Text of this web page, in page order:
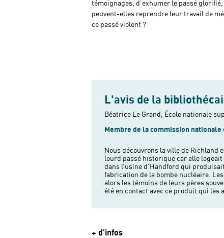
témoignages, d’exhumer le passé
peuvent-elles reprendre leur travail de
ce passé violent ?
L'avis de la
Béatrice Le Grand, École nationale
Membre de la commission
Nous découvrons la ville de Richland
lourd passé historique car elle
dans l’usine d’Handford qui
fabrication de la bombe nucléaire.
alors les témoins de leurs pères
été en contact avec ce produit qui les
héritage est pleinement assumé par
fiers alors que parallèlement nous
qui ont vues la destruction
Nagasaki et qui a fait des milliers de
laisse pas le spectateur indifférent
+ d'infos